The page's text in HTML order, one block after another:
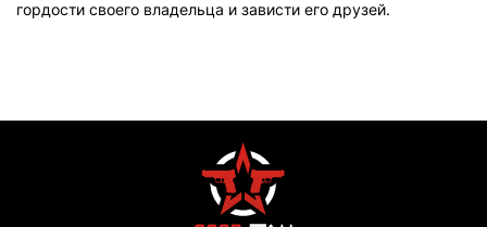
гордости своего владельца и зависти его друзей.